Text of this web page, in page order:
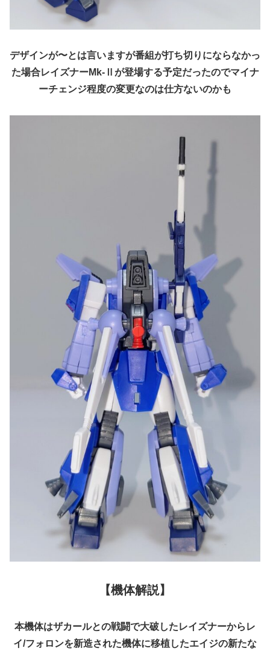
デザインが〜とは言いますが番組が打ち切りにならなかっ
た場合レイズナーMk-Ⅱが登場する予定だったのでマイナ
ーチェンジ程度の変更なのは仕方ないのかも
【機体解説】
本機体はザカールとの戦闘で大破したレイズナーからレ
イ/フォロンを新造された機体に移植したエイジの新たな